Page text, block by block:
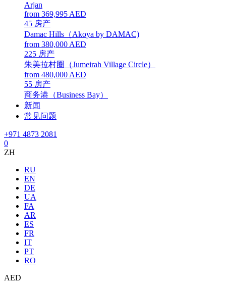
Arjan
from 369,995 AED
45 房产
Damac Hills（Akoya by DAMAC)
from 380,000 AED
225 房产
朱美拉村圈（Jumeirah Village Circle）
from 480,000 AED
55 房产
商务港（Business Bay）
新闻
常见问题
+971 4873 2081
0
ZH
RU
EN
DE
UA
FA
AR
ES
FR
IT
PT
RO
AED